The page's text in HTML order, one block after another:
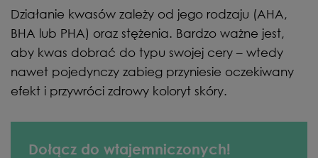
Działanie kwasów zależy od jego rodzaju (AHA,
BHA lub PHA) oraz stężenia. Bardzo ważne jest,
aby kwas dobrać do typu swojej cery – wtedy
nawet pojedynczy zabieg przyniesie oczekiwany
efekt i przywróci zdrowy koloryt skóry.
Dołącz do wtajemniczonych!